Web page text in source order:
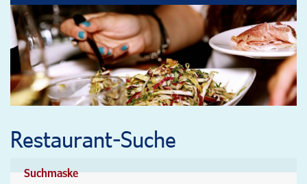
Restaurant-Suche
Suchmaske